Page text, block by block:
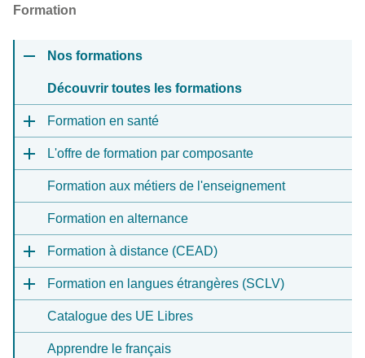
Formation
Nos formations
Découvrir toutes les formations
Formation en santé
L'offre de formation par composante
Formation aux métiers de l'enseignement
Formation en alternance
Formation à distance (CEAD)
Formation en langues étrangères (SCLV)
Catalogue des UE Libres
Apprendre le français